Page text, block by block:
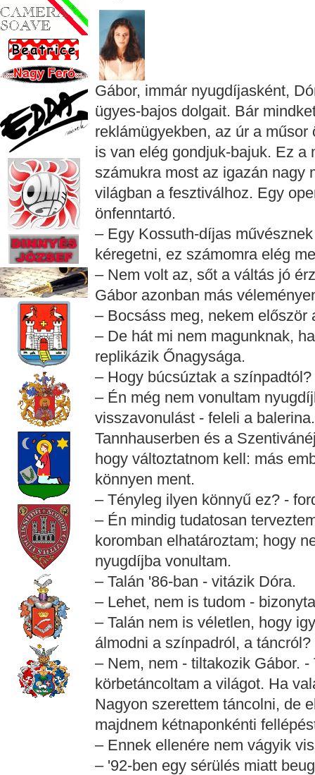
Gábor, immár nyugdíjasként,
ügyes-bajos dolgait. Bár
reklámügyekben, az úr a
is van elég gondjuk-bajuk. Ez a
számukra most az igazán nagy
világban a fesztiválhoz. Egy
önfenntartó.
– Egy Kossuth-díjas
kéregetni, ez számomra elég
– Nem volt az, sőt a váltás jó
Gábor azonban más
– Bocsáss meg, nekem először
– De hát mi nem magunknak,
replikázik Őnagysága.
– Hogy búcsúztak a
– Én még nem vonultam
visszavonulást - feleli a
Tannhauserben és a
hogy változtatnom kell: más
könnyen ment.
– Tényleg ilyen könnyű ez? -
– Én mindig tudatosan
koromban elhatároztam; hogy
nyugdíjba vonultam.
– Talán '86-ban - vitázik Dóra.
– Lehet, nem is tudom -
– Talán nem is véletlen, hogy
álmodni a színpadról, a táncról?
– Nem, nem - tiltakozik Gábor.
körbetáncoltam a világot. Ha
Nagyon szerettem táncolni, de
majdnem kétnaponkénti
– Ennek ellenére nem vágyik
– '92-ben egy sérülés miatt